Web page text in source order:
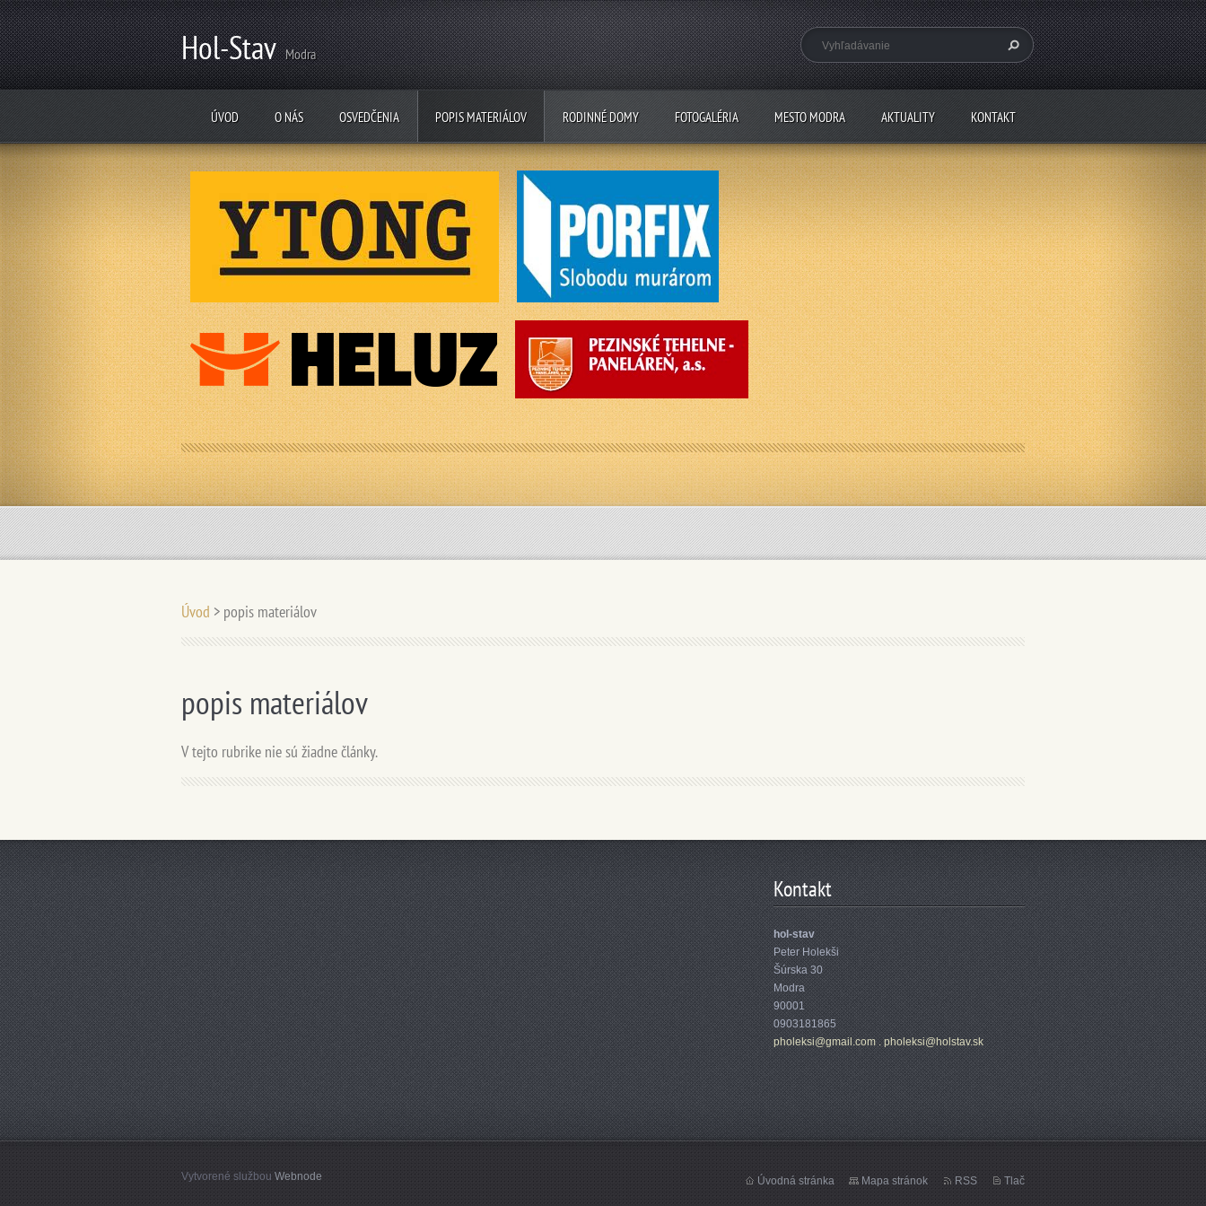
Hol-Stav Modra
ÚVOD O NÁS OSVEDČENIA POPIS MATERIÁLOV RODINNÉ DOMY FOTOGALÉRIA MESTO MODRA AKTUALITY KONTAKT
Úvod > popis materiálov
popis materiálov
V tejto rubrike nie sú žiadne články.
Kontakt
hol-stav
Peter Holekši
Šúrska 30
Modra
90001
0903181865
pholeksi@gmail.com . pholeksi@holstav.sk
Vytvorené službou Webnode Úvodná stránka Mapa stránok RSS Tlač